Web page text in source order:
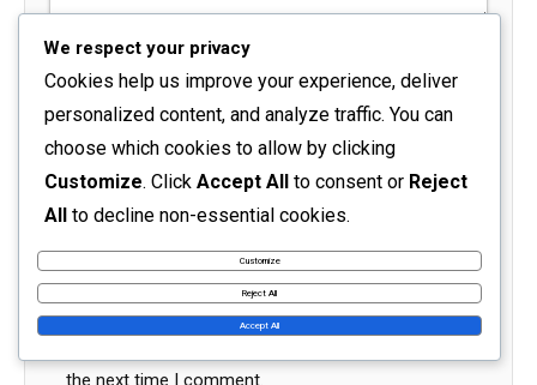
Name*
Email*
Website
the next time I comment.
We respect your privacy
Cookies help us improve your experience, deliver
personalized content, and analyze traffic. You can
choose which cookies to allow by clicking
Customize. Click Accept All to consent or Reject
All to decline non-essential cookies.
Customize
Reject All
Accept All